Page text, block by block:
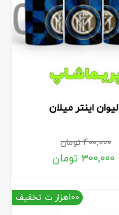
لیوان اینتر میلان
400,000تومان
300,000 تومان
100هزار ت تخفیف